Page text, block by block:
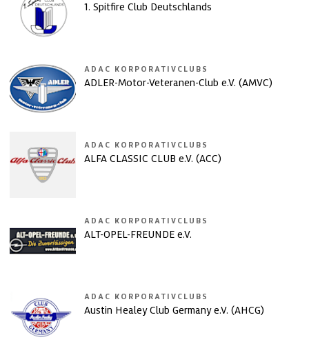
1. Spitfire Club Deutschlands
ADAC KORPORATIVCLUBS
ADLER-Motor-Veteranen-Club e.V. (AMVC)
ADAC KORPORATIVCLUBS
ALFA CLASSIC CLUB e.V. (ACC)
ADAC KORPORATIVCLUBS
ALT-OPEL-FREUNDE e.V.
ADAC KORPORATIVCLUBS
Austin Healey Club Germany e.V. (AHCG)